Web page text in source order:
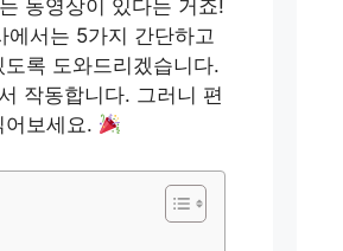
동영상이 있다는 거죠!
에서는 5가지 간단하고
록 도와드리겠습니다.
작동합니다. 그러니 편
보세요.